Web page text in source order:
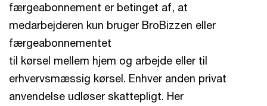
færgeabonnement er betinget af, at
medarbejderen kun bruger BroBizzen eller
færgeabonnementet
til kørsel mellem hjem og arbejde eller til
erhvervsmæssig kørsel. Enhver anden privat
anvendelse udløser skattepligt. Her